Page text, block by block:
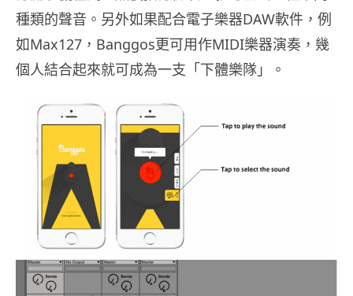
種類的聲音。另外如果配合電子樂器DAW軟件，例
如Max127，Banggos更可用作MIDI樂器演奏，幾
個人結合起來就可成為一支「下體樂隊」。